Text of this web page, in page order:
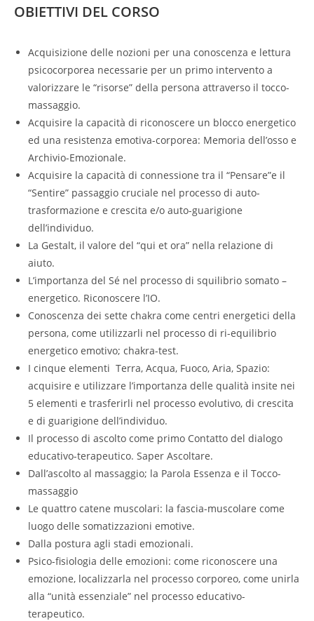
OBIETTIVI DEL CORSO
Acquisizione delle nozioni per una conoscenza e lettura
psicocorporea necessarie per un primo intervento a
valorizzare le “risorse” della persona attraverso il tocco-
massaggio.
Acquisire la capacità di riconoscere un blocco energetico
ed una resistenza emotiva-corporea: Memoria dell’osso e
Archivio-Emozionale.
Acquisire la capacità di connessione tra il “Pensare”e il
“Sentire” passaggio cruciale nel processo di auto-
trasformazione e crescita e/o auto-guarigione
dell’individuo.
La Gestalt, il valore del “qui et ora” nella relazione di
aiuto.
L’importanza del Sé nel processo di squilibrio somato –
energetico. Riconoscere l’IO.
Conoscenza dei sette chakra come centri energetici della
persona, come utilizzarli nel processo di ri-equilibrio
energetico emotivo; chakra-test.
I cinque elementi Terra, Acqua, Fuoco, Aria, Spazio:
acquisire e utilizzare l’importanza delle qualità insite nei
5 elementi e trasferirli nel processo evolutivo, di crescita
e di guarigione dell’individuo.
Il processo di ascolto come primo Contatto del dialogo
educativo-terapeutico. Saper Ascoltare.
Dall’ascolto al massaggio; la Parola Essenza e il Tocco-
massaggio
Le quattro catene muscolari: la fascia-muscolare come
luogo delle somatizzazioni emotive.
Dalla postura agli stadi emozionali.
Psico-fisiologia delle emozioni: come riconoscere una
emozione, localizzarla nel processo corporeo, come unirla
alla “unità essenziale” nel processo educativo-
terapeutico.